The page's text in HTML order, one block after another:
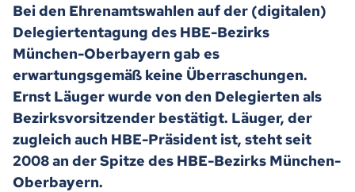
Bei den Ehrenamtswahlen auf der (digitalen)
Delegiertentagung des HBE-Bezirks
München-Oberbayern gab es
erwartungsgemäß keine Überraschungen.
Ernst Läuger wurde von den Delegierten als
Bezirksvorsitzender bestätigt. Läuger, der
zugleich auch HBE-Präsident ist, steht seit
2008 an der Spitze des HBE-Bezirks München-
Oberbayern.